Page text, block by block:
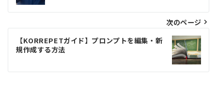
ナ
ビ
ー
シ
次のページ
【KORREPETガイド】プロンプトを編集・新
規作成する方法